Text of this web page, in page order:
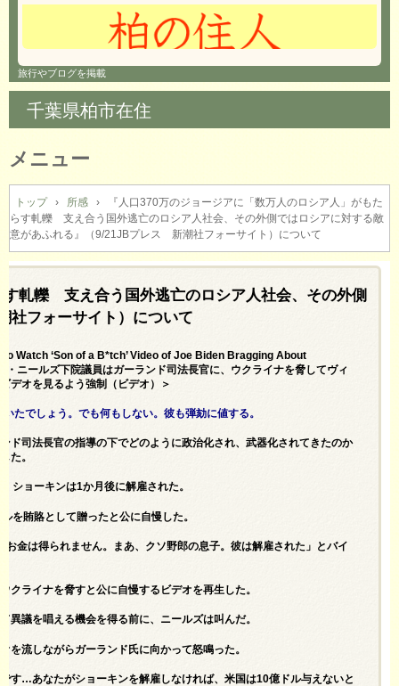
旅行やブログを掲載
千葉県柏市在住
メニュー
コ
ン
テ
ン
ス
キ
プ
トップ › 所感 ›
『人口370万のジョージアに「数万人のロシア人」がもた
らす軋轢 支え合う国外逃亡のロシア人社会、その外側ではロシアに対する敵
意があふれる』（9/21JBプレス 新潮社フォーサイト）について
軋轢 支え合う国外逃亡のロシア人社会、その外側
社フォーサイト）について
Watch ‘Son of a B*tch’ Video of Joe Biden Bragging About
ニールズ下院議員はガーランド司法長官に、ウクライナを脅してヴィ
デオを見るよう強制（ビデオ）＞
たでしょう。でも何もしない。彼も弾劾に値する。
ド司法長官の指導の下でどのように政治化され、武器化されてきたのか
た。
ショーキンは1か月後に解雇された。
を賄賂として贈ったと公に自慢した。
金は得られません。まあ、クソ野郎の息子。彼は解雇された」とバイ
クライナを脅すと公に自慢するビデオを再生した。
異議を唱える機会を得る前に、ニールズは叫んだ。
を流しながらガーランド氏に向かって怒鳴った。
す…あなたがショーキンを解雇しなければ、米国は10億ドル与えないと